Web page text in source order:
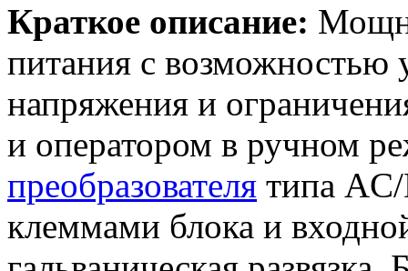
Краткое описание:
питания с возможностью
напряжения и
и оператором в ручном
преобразователя типа
клеммами блока и